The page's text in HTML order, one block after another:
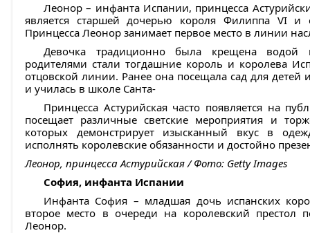
Леонор – инфанта Испании, принцесса
является старшей дочерью короля Филиппа VI
Принцесса Леонор занимает первое место в линии
Девочка традиционно была крещена
родителями стали тогдашние король и королева
отцовской линии. Ранее она посещала сад для детей
и училась в школе Санта-
Принцесса Астурийская часто появляется на
посещает различные светские мероприятия и
которых демонстрирует изысканный вкус в
исполнять королевские обязанности и достойно
Леонор, принцесса Астурийская / Фото: Getty Images
София, инфанта Испании
Инфанта София – младшая дочь испанских
второе место в очереди на королевский престол
Леонор.